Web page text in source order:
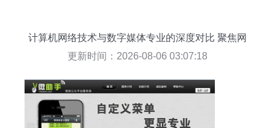
计算机网络技术与数字媒体专业的深度对比 聚焦网
络技术开发方向
更新时间：2026-08-06 03:07:18